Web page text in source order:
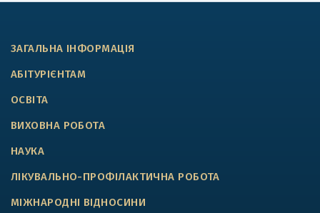
ЗАГАЛЬНА ІНФОРМАЦІЯ
АБІТУРІЄНТАМ
ОСВІТА
ВИХОВНА РОБОТА
НАУКА
ЛІКУВАЛЬНО-ПРОФІЛАКТИЧНА РОБОТА
МІЖНАРОДНІ ВІДНОСИНИ